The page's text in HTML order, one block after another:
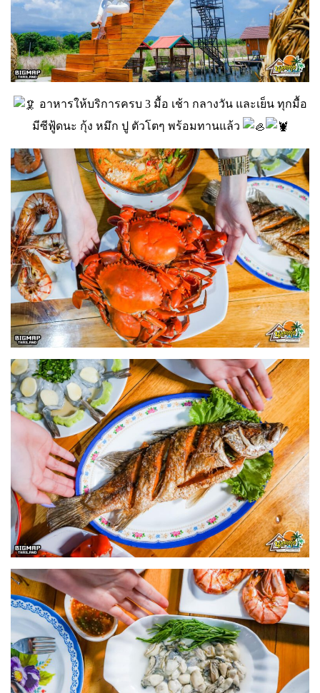
อาหารให้บริการครบ 3 มื้อ เช้า กลางวัน และเย็น ทุกมื้อ
มีซีฟู้ดนะ กุ้ง หมึก ปู ตัวโตๆ พร้อมทานแล้ว